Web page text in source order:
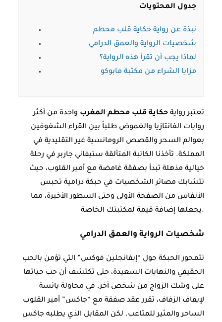
جدول المحتويات
نبذة عن رواية حكاية قلب محطم
شخصيات الرواية والعمق الدرامي
لماذا يجب أن تقرأ هذه الرواية؟
مزايا الشراء من مكتبة مابوكو
تعتبر رواية حكاية قلب محطم المغرب واحدة من أكثر
روايات الفانتازيا والغموض طلباً بين القراء الشغوفين
بعوالم السحر والقصص الرومانسية غير التقليدية في
المملكة. تأخذنا الكاتبة المتألقة ستيفاني جاربر في رحلة
خيالية مذهلة تبدأ بصفقة غامضة مع أمير القلوب، حيث
تتشابك مصائر الشخصيات في حبكة درامية تحبس
الأنفاس من الصفحة الأولى وحتى السطور الأخيرة، مما
يجعلها إضافة قيمة لمكتبتك الخاصة.
شخصيات الرواية والعمق الدرامي
تتمحور الحبكة حول “إيفانجلين فوكس” التي تؤمن بالحب
الحقيقي والنهايات السعيدة، حتى تكتشف أن حب حياتها
على وشك الزواج من شخص آخر. في محاولة يائسة
لإيقاف الزفاف، تقرر عقد صفقة مع “جاكس” أمير القلوب
الساحر والمثير للمتاعب. لكن المقابل الذي يطلبه جاكس